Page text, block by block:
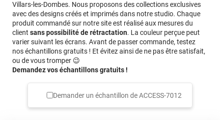
Villars-les-Dombes. Nous proposons des collections exclusives
avec des designs créés et imprimés dans notre studio. Chaque
produit commandé sur notre site est réalisé aux mesures du
client sans possibilité de rétractation. La couleur perçue peut
varier suivant les écrans. Avant de passer commande, testez
nos échantillons gratuits ! Et évitez ainsi de ne pas être satisfait,
ou de vous tromper 😉
Demandez vos échantillons gratuits !
Demander un échantillon deACCESS-7012